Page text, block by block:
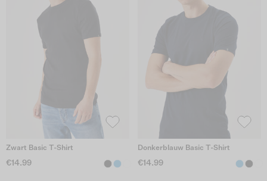
Zwart Basic T-Shirt
€14.99
Donkerblauw Basic T-Shirt
€14.99